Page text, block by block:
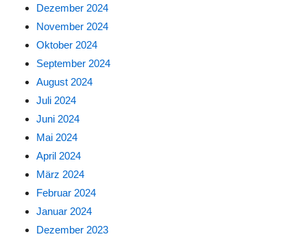
Dezember 2024
November 2024
Oktober 2024
September 2024
August 2024
Juli 2024
Juni 2024
Mai 2024
April 2024
März 2024
Februar 2024
Januar 2024
Dezember 2023